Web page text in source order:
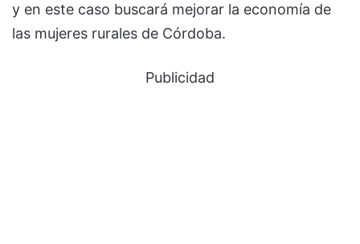
y en este caso buscará mejorar la economía de
las mujeres rurales de Córdoba.
Publicidad